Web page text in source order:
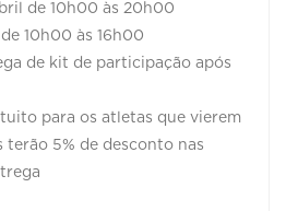
de 10h00 às 20h00
10h00 às 16h00
de kit de participação após
para os atletas que vierem
terão 5% de desconto nas